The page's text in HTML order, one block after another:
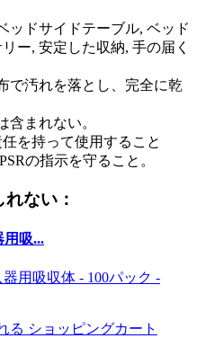
ッドサイドテーブル, ベッド
ー, 安定した収納, 手の届く
で汚れを落とし、完全に乾
含まれない。
を持って使用すること
の指示を守ること。
ない：
用吸...
る ショッピングカート